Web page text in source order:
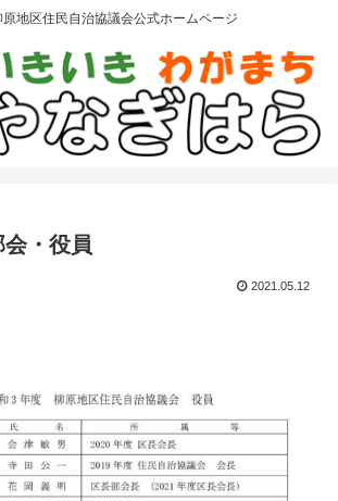
地区住民自治協議会公式ホームページ
・役員
2021.05.12